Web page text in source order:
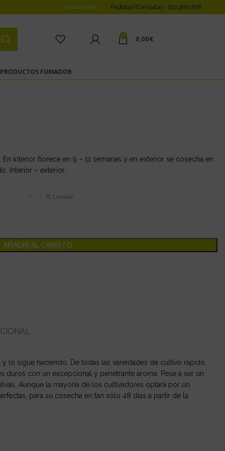
WHATSAPP Pedidos/Consultas: 601 900 878
0 0,00€
PRODUCTOS FUMADOR
En interior florece en 9 – 11 semanas y en exterior se cosecha en
Interior – exterior.
Limpiar
AÑADIR AL CARRITO
lo sigue haciendo. De todas las variedades de cultivo rápido,
duros con un excepcional y penetrante aroma. Pese a ser un
Aunque la mayoría de los cultivadores optará por un
para su cosecha en tan sólo 48 días a partir de la